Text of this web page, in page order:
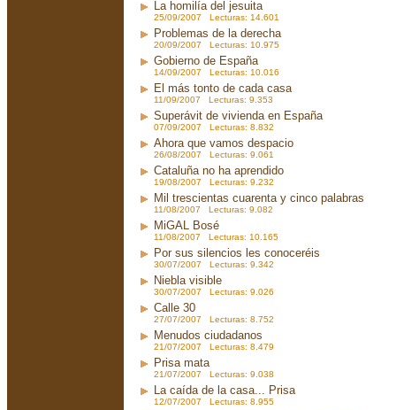
La homilía del jesuita
25/09/2007 Lecturas: 14.601
Problemas de la derecha
20/09/2007 Lecturas: 10.975
Gobierno de España
14/09/2007 Lecturas: 10.016
El más tonto de cada casa
11/09/2007 Lecturas: 9.353
Superávit de vivienda en España
07/09/2007 Lecturas: 8.832
Ahora que vamos despacio
26/08/2007 Lecturas: 9.061
Cataluña no ha aprendido
19/08/2007 Lecturas: 9.232
Mil trescientas cuarenta y cinco palabras
11/08/2007 Lecturas: 9.082
MiGAL Bosé
11/08/2007 Lecturas: 10.165
Por sus silencios les conoceréis
30/07/2007 Lecturas: 9.342
Niebla visible
30/07/2007 Lecturas: 9.026
Calle 30
27/07/2007 Lecturas: 8.752
Menudos ciudadanos
21/07/2007 Lecturas: 8.479
Prisa mata
21/07/2007 Lecturas: 9.038
La caída de la casa... Prisa
12/07/2007 Lecturas: 8.955